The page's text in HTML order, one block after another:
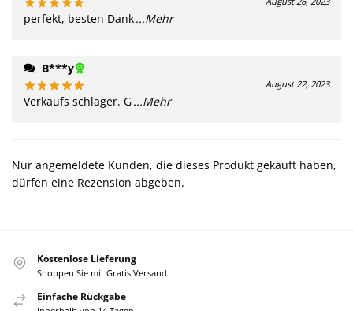
perfekt, besten Dank...Mehr
B***y
August 22, 2023
Verkaufs schlager. G...Mehr
Nur angemeldete Kunden, die dieses Produkt gekauft haben,
dürfen eine Rezension abgeben.
Kostenlose Lieferung
Shoppen Sie mit Gratis Versand
Einfache Rückgabe